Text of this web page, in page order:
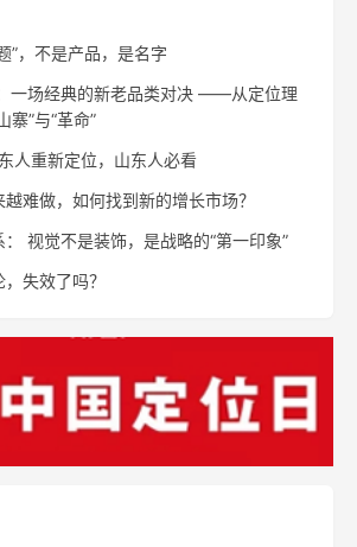
”，不是产品，是名字
一场经典的新老品类对决 ——从定位理
寨”与“革命”
人重新定位，山东人必看
难做，如何找到新的增长市场？
视觉不是装饰，是战略的“第一印象”
失效了吗？